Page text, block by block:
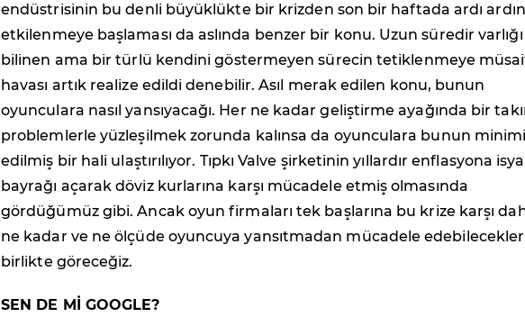
endüstrisinin bu denli büyüklükte bir krizden son bir haftada ardı
etkilenmeye başlaması da aslında benzer bir konu. Uzun süredir varlığı
bilinen ama bir türlü kendini göstermeyen sürecin tetiklenmeye
havası artık realize edildi denebilir. Asıl merak edilen konu, bunun
oyunculara nasıl yansıyacağı. Her ne kadar geliştirme ayağında bir
problemlerle yüzleşilmek zorunda kalınsa da oyunculara bunun
edilmiş bir hali ulaştırılıyor. Tıpkı Valve şirketinin yıllardır enflasyona
bayrağı açarak döviz kurlarına karşı mücadele etmiş olmasında
gördüğümüz gibi. Ancak oyun firmaları tek başlarına bu krize karşı
ne kadar ve ne ölçüde oyuncuya yansıtmadan mücadele edebilecekler
birlikte göreceğiz.
SEN DE Mİ GOOGLE?